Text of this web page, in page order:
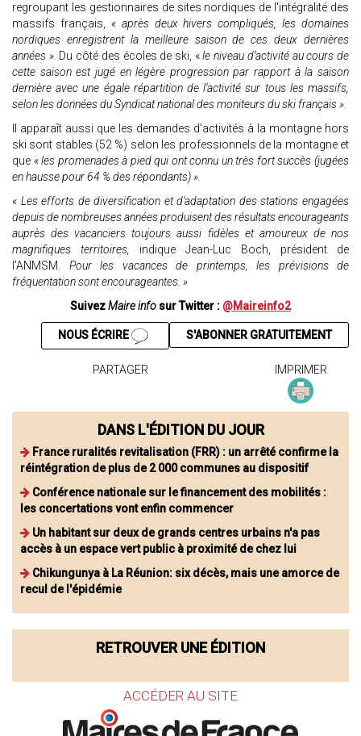
regroupant les gestionnaires de sites nordiques de l'intégralité des
massifs français, « après deux hivers compliqués, les domaines
nordiques enregistrent la meilleure saison de ces deux dernières
années ». Du côté des écoles de ski, «le niveau d’activité au cours de
cette saison est jugé en légère progression par rapport à la saison
dernière avec une égale répartition de l’activité sur tous les massifs,
selon les données du Syndicat national des moniteurs du ski français ».
Il apparaît aussi que les demandes d’activités à la montagne hors
ski sont stables (52 %) selon les professionnels de la montagne et
que « les promenades à pied qui ont connu un très fort succès (jugées
en hausse pour 64 % des répondants) ».
« Les efforts de diversification et d’adaptation des stations engagées
depuis de nombreuses années produisent des résultats encourageants
auprès des vacanciers toujours aussi fidèles et amoureux de nos
magnifiques territoires, indique Jean-Luc Boch, président de
l’ANMSM. Pour les vacances de printemps, les prévisions de
fréquentation sont encourageantes. »
SuivezMaire info sur Twitter : @Maireinfo2
S'ABONNER GRATUITEMENT
NOUS ÉCRIRE
PARTAGER IMPRIMER
DANS L'ÉDITION DU JOUR
France ruralités revitalisation (FRR) : un arrêté confirme la
réintégration de plus de 2 000 communes au dispositif
Conférence nationale sur le financement des mobilités :
les concertations vont enfin commencer
Un habitant sur deux de grands centres urbains n'a pas
accès à un espace vert public à proximité de chez lui
Chikungunya à La Réunion: six décès, mais une amorce de
recul de l'épidémie
RETROUVER UNE ÉDITION
ACCÉDER AU SITE